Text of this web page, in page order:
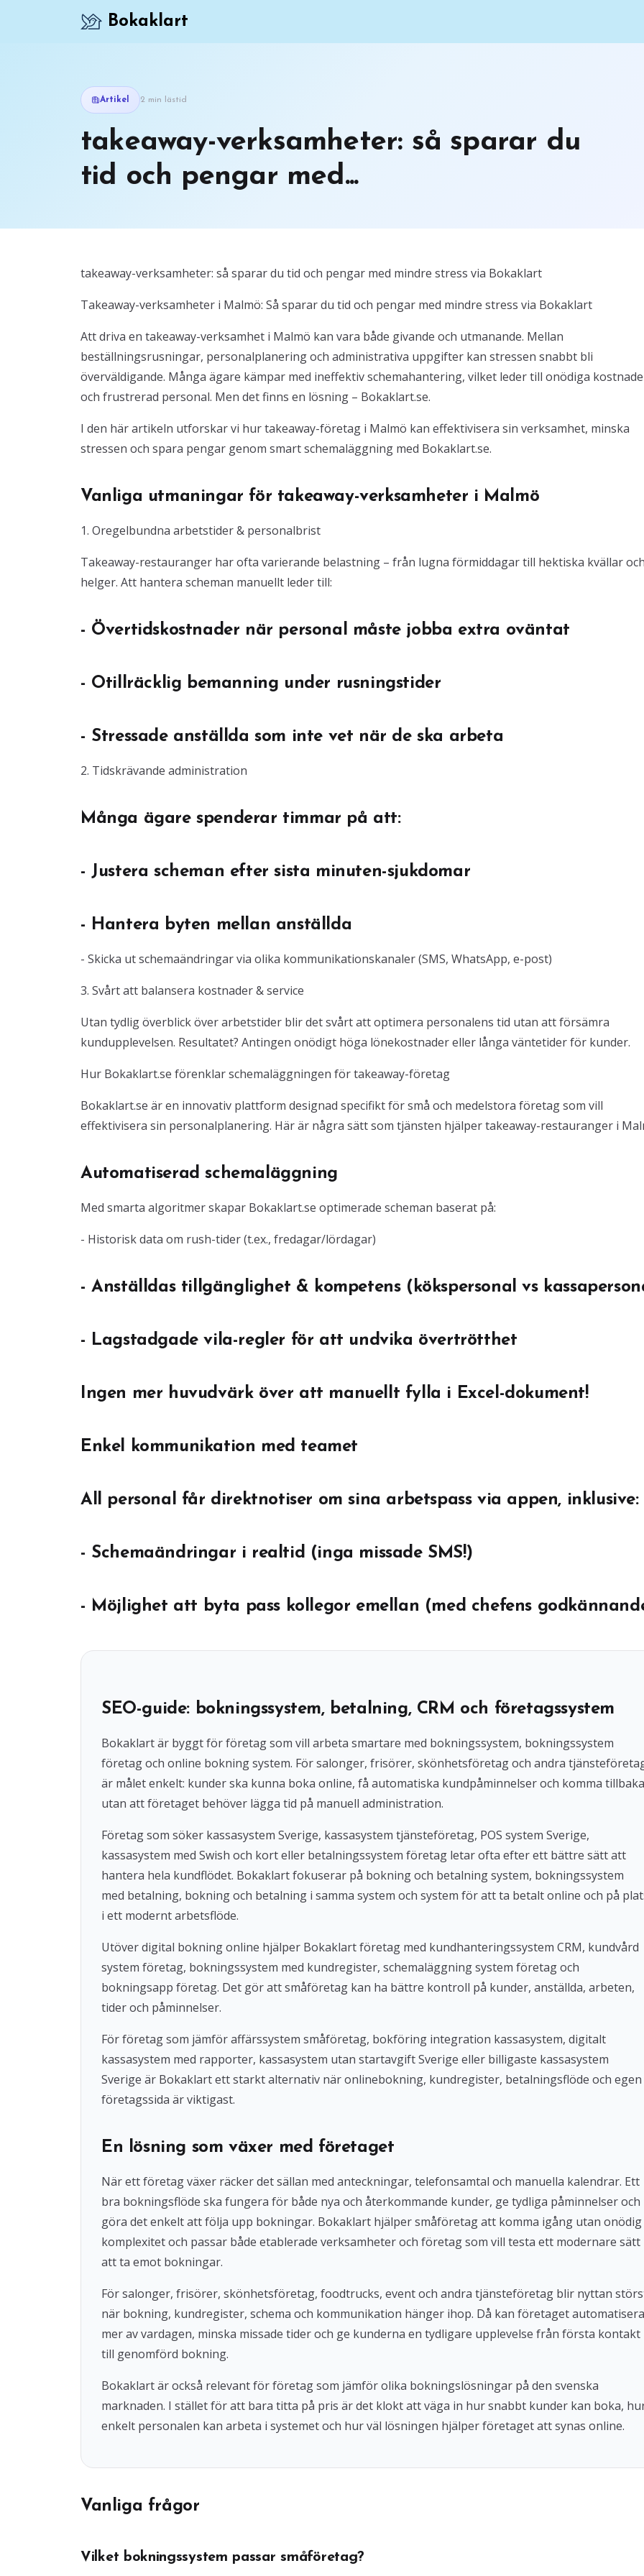
Bokaklart
Artikel 2 min lästid
takeaway-verksamheter: så sparar du
tid och pengar med...
takeaway-verksamheter: så sparar du tid och pengar med mindre stress via Bokaklart
Takeaway-verksamheter i Malmö: Så sparar du tid och pengar med mindre stress via Bokaklart
Att driva en takeaway-verksamhet i Malmö kan vara både givande och utmanande. Mellan
beställningsrusningar, personalplanering och administrativa uppgifter kan stressen snabbt bli
överväldigande. Många ägare kämpar med ineffektiv schemahantering, vilket leder till onödiga
och frustrerad personal. Men det finns en lösning – Bokaklart.se.
I den här artikeln utforskar vi hur takeaway-företag i Malmö kan effektivisera sin verksamhet, minska
stressen och spara pengar genom smart schemaläggning med Bokaklart.se.
Vanliga utmaningar för takeaway-verksamheter i Malmö
1. Oregelbundna arbetstider & personalbrist
Takeaway-restauranger har ofta varierande belastning – från lugna förmiddagar till hektiska kvällar
helger. Att hantera scheman manuellt leder till:
- Övertidskostnader när personal måste jobba extra oväntat
- Otillräcklig bemanning under rusningstider
- Stressade anställda som inte vet när de ska arbeta
2. Tidskrävande administration
Många ägare spenderar timmar på att:
- Justera scheman efter sista minuten-sjukdomar
- Hantera byten mellan anställda
- Skicka ut schemaändringar via olika kommunikationskanaler (SMS, WhatsApp, e-post)
3. Svårt att balansera kostnader & service
Utan tydlig överblick över arbetstider blir det svårt att optimera personalens tid utan att försämra
kundupplevelsen. Resultatet? Antingen onödigt höga lönekostnader eller långa väntetider för kunder.
Hur Bokaklart.se förenklar schemaläggningen för takeaway-företag
Bokaklart.se är en innovativ plattform designad specifikt för små och medelstora företag som vill
effektivisera sin personalplanering. Här är några sätt som tjänsten hjälper takeaway-restauranger i
Automatiserad schemaläggning
Med smarta algoritmer skapar Bokaklart.se optimerade scheman baserat på:
- Historisk data om rush-tider (t.ex., fredagar/lördagar)
- Anställdas tillgänglighet & kompetens (kökspersonal vs
- Lagstadgade vila-regler för att undvika övertrötthet
Ingen mer huvudvärk över att manuellt fylla i Excel-dokument!
Enkel kommunikation med teamet
All personal får direktnotiser om sina arbetspass via appen, inklusive:
- Schemaändringar i realtid (inga missade SMS!)
- Möjlighet att byta pass kollegor emellan (med chefens
SEO-guide: bokningssystem, betalning, CRM och företagssystem
Bokaklart är byggt för företag som vill arbeta smartare med bokningssystem, bokningssystem
företag och online bokning system. För salonger, frisörer, skönhetsföretag och andra
är målet enkelt: kunder ska kunna boka online, få automatiska kundpåminnelser och komma tillbaka
utan att företaget behöver lägga tid på manuell administration.
Företag som söker kassasystem Sverige, kassasystem tjänsteföretag, POS system Sverige,
kassasystem med Swish och kort eller betalningssystem företag letar ofta efter ett bättre sätt att
hantera hela kundflödet. Bokaklart fokuserar på bokning och betalning system, bokningssystem
med betalning, bokning och betalning i samma system och system för att ta betalt online och på
i ett modernt arbetsflöde.
Utöver digital bokning online hjälper Bokaklart företag med kundhanteringssystem CRM, kundvård
system företag, bokningssystem med kundregister, schemaläggning system företag och
bokningsapp företag. Det gör att småföretag kan ha bättre kontroll på kunder, anställda, arbeten,
tider och påminnelser.
För företag som jämför affärssystem småföretag, bokföring integration kassasystem, digitalt
kassasystem med rapporter, kassasystem utan startavgift Sverige eller billigaste kassasystem
Sverige är Bokaklart ett starkt alternativ när onlinebokning, kundregister, betalningsflöde och egen
företagssida är viktigast.
En lösning som växer med företaget
När ett företag växer räcker det sällan med anteckningar, telefonsamtal och manuella kalendrar. Ett
bra bokningsflöde ska fungera för både nya och återkommande kunder, ge tydliga påminnelser och
göra det enkelt att följa upp bokningar. Bokaklart hjälper småföretag att komma igång utan onödig
komplexitet och passar både etablerade verksamheter och företag som vill testa ett modernare sätt
att ta emot bokningar.
För salonger, frisörer, skönhetsföretag, foodtrucks, event och andra tjänsteföretag blir nyttan
när bokning, kundregister, schema och kommunikation hänger ihop. Då kan företaget automatisera
mer av vardagen, minska missade tider och ge kunderna en tydligare upplevelse från första kontakt
till genomförd bokning.
Bokaklart är också relevant för företag som jämför olika bokningslösningar på den svenska
marknaden. I stället för att bara titta på pris är det klokt att väga in hur snabbt kunder kan boka,
enkelt personalen kan arbeta i systemet och hur väl lösningen hjälper företaget att synas online.
Vanliga frågor
Vilket bokningssystem passar småföretag?